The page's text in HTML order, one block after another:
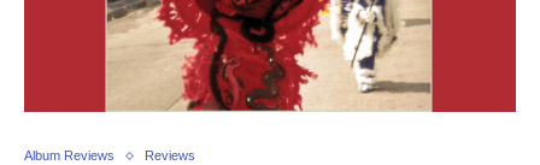
Album Reviews Reviews